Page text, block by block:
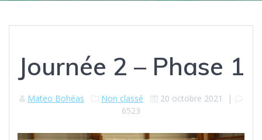
Journée 2 – Phase 1
Mateo Bohéas Non classé 20 octobre 2021
|
6523